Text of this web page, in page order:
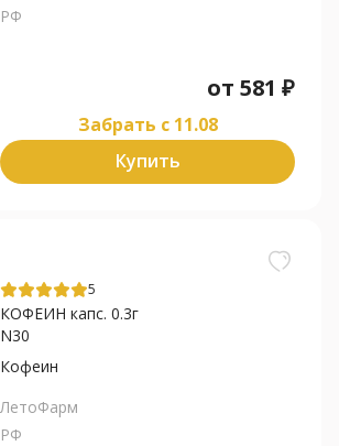
РФ
от 581 ₽
Забрать c 11.08
Купить
5
КОФЕИН капс. 0.3г
N30
Кофеин
ЛетоФарм
РФ